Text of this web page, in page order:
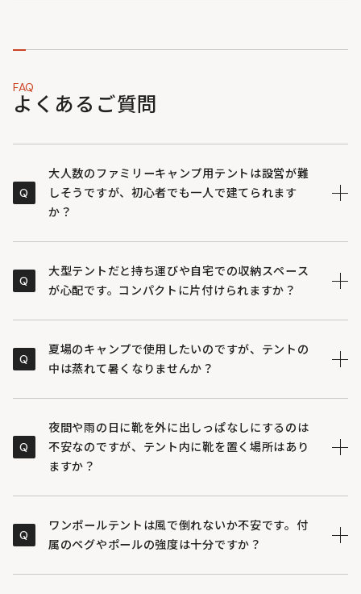
FAQ
よくあるご質問
Q
大人数のファミリーキャンプ用テントは設営が難
しそうですが、初心者でも一人で建てられます
か？
ントをペグで固定して中央のポールを立ち上げるだけで
設営が完了します。初心者の方でも直感的に組み立てや
Q
大型テントだと持ち運びや自宅での収納スペース
が心配です。コンパクトに片付けられますか？
間を持ちながら収納時は小さくまとまります。圧縮機能
のついた専用の収納バッグが付属するため、車への積載
Q
夏場のキャンプで使用したいのですが、テントの
中は蒸れて暑くなりませんか？
後に配置されたドアとテント上部の換気口によって高い
通気性を確保しています。風を効率よく取り込めるた
め、熱気がこもりにくく日中でも涼しく過ごせます。
Q
夜間や雨の日に靴を外に出しっぱなしにするのは
不安なのですが、テント内に靴を置く場所はあり
ますか？
前室スペースを設けています。夜露や急な天候の変化か
ら靴を守ることができ、テントへの出入りもスムーズに
Q
ワンポールテントは風で倒れないか不安です。付
属のペグやポールの強度は十分ですか？